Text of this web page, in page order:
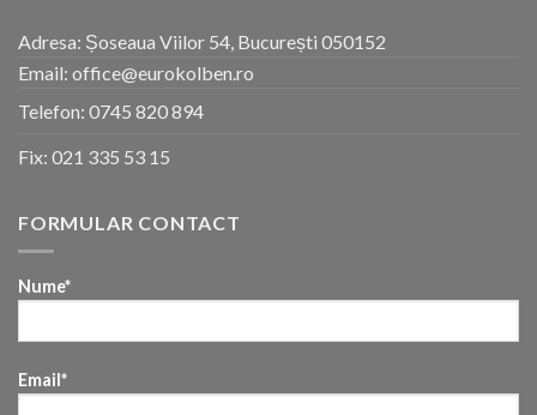
Adresa: Șoseaua Viilor 54, București 050152
Email: office@eurokolben.ro
Telefon: 0745 820 894
Fix: 021 335 53 15
FORMULAR CONTACT
Nume*
Email*